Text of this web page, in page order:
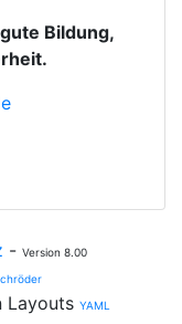
Bildung,
- Version 8.00
Layouts YAML